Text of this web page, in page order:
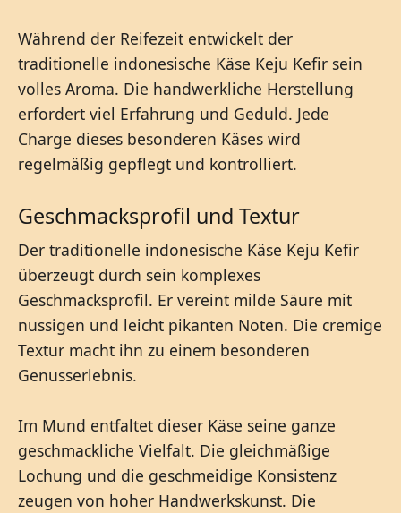
Während der Reifezeit entwickelt der
traditionelle indonesische Käse Keju Kefir sein
volles Aroma. Die handwerkliche Herstellung
erfordert viel Erfahrung und Geduld. Jede
Charge dieses besonderen Käses wird
regelmäßig gepflegt und kontrolliert.
Geschmacksprofil und Textur
Der traditionelle indonesische Käse Keju Kefir
überzeugt durch sein komplexes
Geschmacksprofil. Er vereint milde Säure mit
nussigen und leicht pikanten Noten. Die cremige
Textur macht ihn zu einem besonderen
Genusserlebnis.
Im Mund entfaltet dieser Käse seine ganze
geschmackliche Vielfalt. Die gleichmäßige
Lochung und die geschmeidige Konsistenz
zeugen von hoher Handwerkskunst. Die